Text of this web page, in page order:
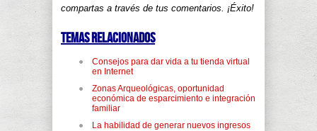
compartas a través de tus comentarios. ¡Éxito!
Temas relacionados
Consejos para dar vida a tu tienda virtual
en Internet
Zonas Arqueológicas, oportunidad
económica de esparcimiento e integración
familiar
La habilidad de generar nuevos ingresos